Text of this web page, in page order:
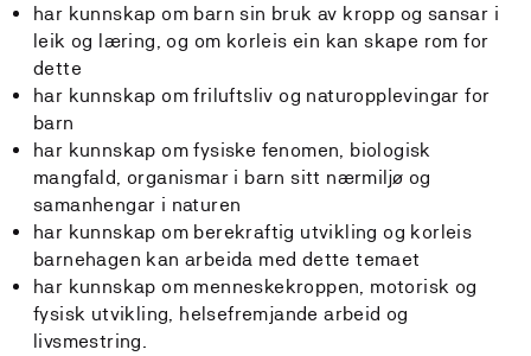
har kunnskap om barn sin bruk av kropp og sansar i
leik og læring, og om korleis ein kan skape rom for
dette
har kunnskap om friluftsliv og naturopplevingar for
barn
har kunnskap om fysiske fenomen, biologisk
mangfald, organismar i barn sitt nærmiljø og
samanhengar i naturen
har kunnskap om berekraftig utvikling og korleis
barnehagen kan arbeida med dette temaet
har kunnskap om menneskekroppen, motorisk og
fysisk utvikling, helsefremjande arbeid og
livsmestring.